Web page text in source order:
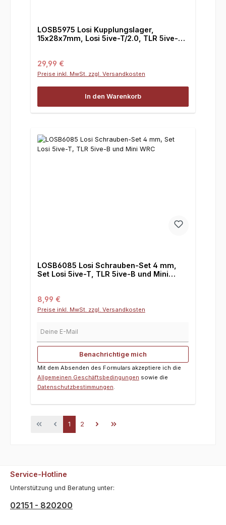
LOSB5975 Losi Kupplungslager,
15x28x7mm, Losi 5ive-T/2.0, TLR 5ive-B
Regulärer Preis:
29,99 €
Preise inkl. MwSt. zzgl. Versandkosten
In den Warenkorb
LOSB6085 Losi Schrauben-Set 4 mm,
Set Losi 5ive-T, TLR 5ive-B und Mini
Regulärer Preis:
8,99 €
Preise inkl. MwSt. zzgl. Versandkosten
Benachrichtige mich
Mit dem Absenden des Formulars akzeptiere ich die
Allgemeinen Geschäftsbedingungen sowie die
Datenschutzbestimmungen.
Seite
1 Seite
2
Service-Hotline
Unterstützung und Beratung unter:
02151 - 820200